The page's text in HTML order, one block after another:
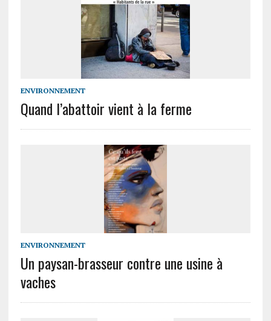
ENVIRONNEMENT
Quand l’abattoir vient à la ferme
ENVIRONNEMENT
Un paysan-brasseur contre une usine à
vaches